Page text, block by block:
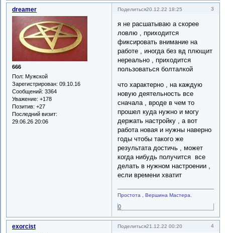
Поделиться 3
20.12.22 18:25
dreamer
666
Пол: Мужской
Зарегистрирован: 09.10.16
Сообщений: 3364
Уважение: +178
Позитив: +27
Последний визит:
29.06.26 20:06
я не расшатываю а скорее
ловлю , приходится
фиксировать внимание на
работе , иногда без вд плющит
нереально , приходится
пользоваться болталкой
что характерно , на каждую
новую деятельность все
сначала , вроде в чем то
прошел куда нужно и могу
держать настройку , а вот
работа новая и нужны наверно
годы чтобы такого же
результата достичь , может
когда нибудь получится все
делать в нужном настроении ,
если времени хватит
Простота , Вершина Мастера.
0
Поделиться 4
21.12.22 00:20
exorcist